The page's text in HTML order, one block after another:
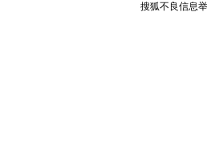
搜狐不良信息